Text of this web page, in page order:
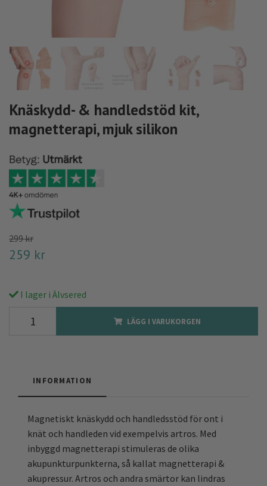
Knäskydd- & handledstöd kit,
magnetterapi, mjuk silikon
299 kr
259 kr
I lager i Älvsered
LÄGG I VARUKORGEN
INFORMATION
Magnetiskt knäskydd och handledsstöd för ont i
knät och handleden vid exempelvis artros. Med
inbyggd magnetterapi stimuleras de olika
akupunkturpunkterna, så kallat magnetterapi &
akupressur. Artros och andra smärtor kan lindras